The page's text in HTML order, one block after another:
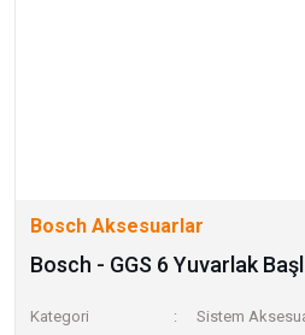
Bosch Aksesuarlar
Bosch - GGS 6 Yuvarlak
Kategori
Sistem